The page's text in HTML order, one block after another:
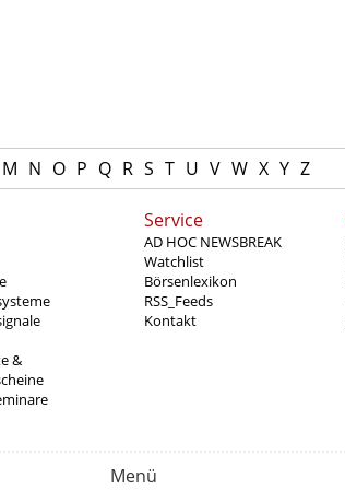
M N O P Q R S T U V W X Y Z
&
Service
AD HOC NEWSBREAK
Watchlist
Börsenlexikon
RSS_Feeds
Kontakt
Menü